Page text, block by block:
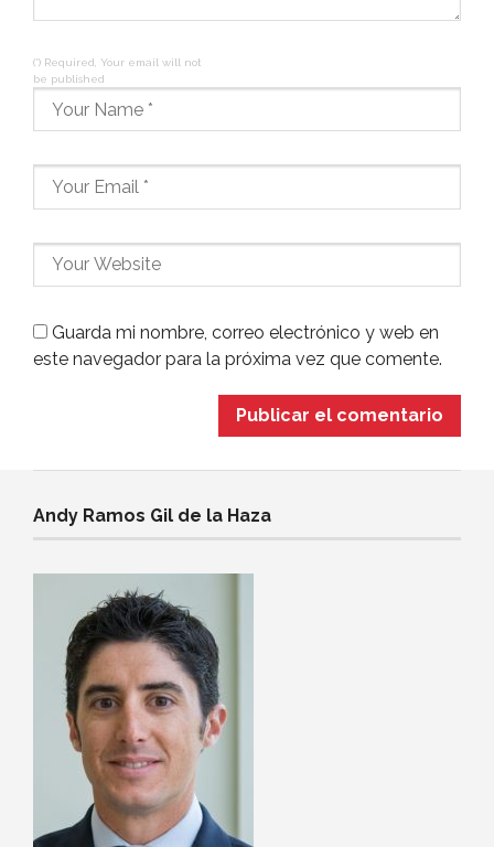
(*) Required, Your email will not
be published
Guarda mi nombre, correo electrónico y web en
este navegador para la próxima vez que comente.
Andy Ramos Gil de la Haza